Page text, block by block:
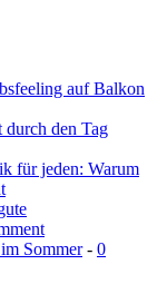
auf Balkon
den Tag
für jeden: Warum
Sommer- 0